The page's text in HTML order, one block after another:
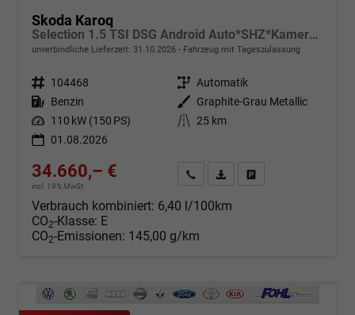
Skoda Karoq
Selection 1.5 TSI DSG Android Auto*SHZ*Kamera*PDC v/h*Klimaauto*SUNSET*LED
unverbindliche Lieferzeit: 31.10.2026 Fahrzeug mit Tageszulassung
Fahrzeugnr. 104468 Getriebe Automatik
Kraftstoff Benzin Außenfarbe
Graphite-Grau Metallic
Leistung 110 kW (150 PS) Kilometerstand 25 km
01.08.2026
34.660,– €
incl. 19% MwSt.
Angebot anfordern
Fahrzeugexpose (PDF)
Verbrauch kombiniert: 6,40 l/100km
CO2-Klasse: E
CO2-Emissionen: 145,00 g/km